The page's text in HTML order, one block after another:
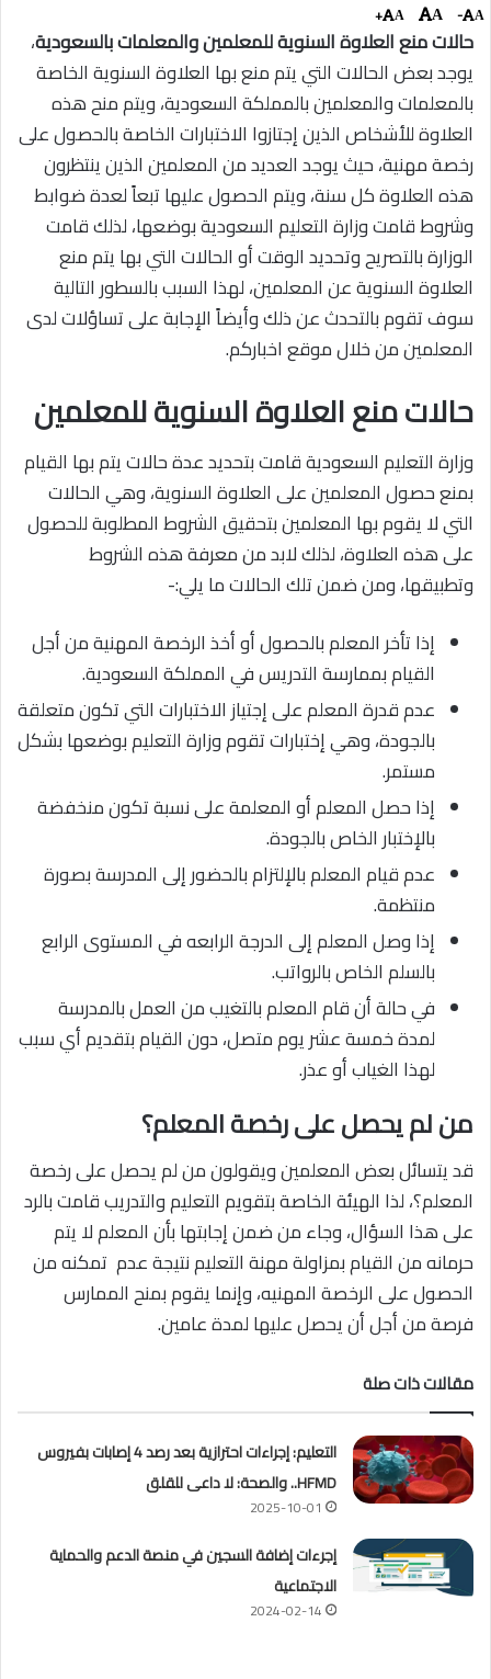
A
-
A
A
+
حالات منع العلاوة السنوية للمعلمين والمعلمات بالسعودية،
يوجد بعض الحالات التي يتم منع بها العلاوة السنوية الخاصة
بالمعلمات والمعلمين بالمملكة السعودية، ويتم منح هذه
العلاوة للأشخاص الذين إجتازوا الاختبارات الخاصة بالحصول على
رخصة مهنية، حيث يوجد العديد من المعلمين الذين ينتظرون
هذه العلاوة كل سنة، ويتم الحصول عليها تبعاً لعدة ضوابط
وشروط قامت وزارة التعليم السعودية بوضعها، لذلك قامت
الوزارة بالتصريح وتحديد الوقت أو الحالات التي بها يتم منع
العلاوة السنوية عن المعلمين، لهذا السبب بالسطور التالية
سوف تقوم بالتحدث عن ذلك وأيضاً الإجابة على تساؤلات لدى
المعلمين من خلال موقع اخباركم.
حالات منع العلاوة السنوية للمعلمين
وزارة التعليم السعودية قامت بتحديد عدة حالات يتم بها القيام
بمنع حصول المعلمين على العلاوة السنوية، وهي الحالات
التي لا يقوم بها المعلمين بتحقيق الشروط المطلوبة للحصول
على هذه العلاوة، لذلك لابد من معرفة هذه الشروط
وتطبيقها، ومن ضمن تلك الحالات ما يلي:-
إذا تأخر المعلم بالحصول أو أخذ الرخصة المهنية من أجل
القيام بممارسة التدريس في المملكة السعودية.
عدم قدرة المعلم على إجتياز الاختبارات التي تكون متعلقة
بالجودة، وهي إختبارات تقوم وزارة التعليم بوضعها بشكل
مستمر.
إذا حصل المعلم أو المعلمة على نسبة تكون منخفضة
بالإختبار الخاص بالجودة.
عدم قيام المعلم بالإلتزام بالحضور إلى المدرسة بصورة
منتظمة.
إذا وصل المعلم إلى الدرجة الرابعه في المستوى الرابع
بالسلم الخاص بالرواتب.
في حالة أن قام المعلم بالتغيب من العمل بالمدرسة
لمدة خمسة عشر يوم متصل، دون القيام بتقديم أي سبب
لهذا الغياب أو عذر.
من لم يحصل على رخصة المعلم؟
قد يتسائل بعض المعلمين ويقولون من لم يحصل على رخصة
المعلم؟، لذا الهيئة الخاصة بتقويم التعليم والتدريب قامت بالرد
على هذا السؤال، وجاء من ضمن إجابتها بأن المعلم لا يتم
حرمانه من القيام بمزاولة مهنة التعليم نتيجة عدم تمكنه من
الحصول على الرخصة المهنيه، وإنما يقوم بمنح الممارس
فرصة من أجل أن يحصل عليها لمدة عامين.
مقالات ذات صلة
التعليم: إجراءات احترازية بعد رصد 4 إصابات بفيروس
HFMD.. والصحة: لا داعى للقلق
2025-10-01
إجرءات إضافة السجين في منصة الدعم والحماية
الاجتماعية
2024-02-14